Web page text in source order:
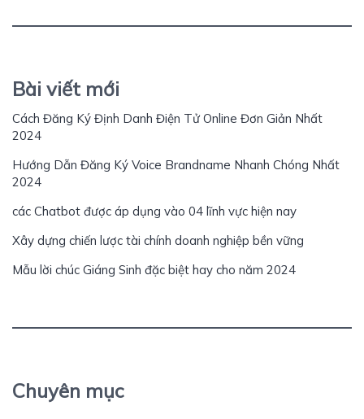
Bài viết mới
Cách Đăng Ký Định Danh Điện Tử Online Đơn Giản Nhất
2024
Hướng Dẫn Đăng Ký Voice Brandname Nhanh Chóng Nhất
2024
các Chatbot được áp dụng vào 04 lĩnh vực hiện nay
Xây dựng chiến lược tài chính doanh nghiệp bền vững
Mẫu lời chúc Giáng Sinh đặc biệt hay cho năm 2024
Chuyên mục